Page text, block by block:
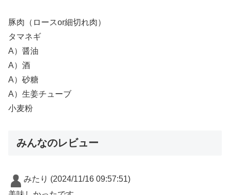
豚肉（ロースor細切れ肉）
タマネギ
A）醤油
A）酒
A）砂糖
A）生姜チューブ
小麦粉
みんなのレビュー
みたり (2024/11/16 09:57:51)